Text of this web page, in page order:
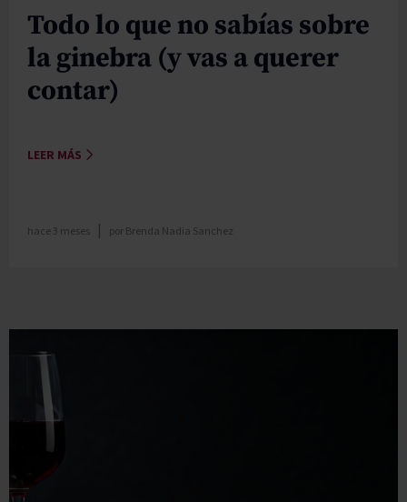
Todo lo que no sabías sobre
la ginebra (y vas a querer
contar)
LEER MÁS
hace 3 meses | por Brenda Nadia Sanchez